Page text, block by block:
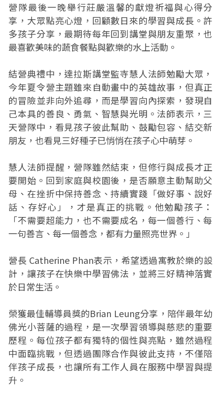
營隊最後一晚舉行莊嚴溫馨的獻燈祈福與心得分
享，大眾點亮心燈，回顧數日來的學習與成長。許
多孩子分享，最期待每年回到講堂與朋友重聚，也
最喜歡美味的蔬食餐點與歡樂的水上活動。
結營典禮中，達拉斯講堂監寺慧人法師勉勵大眾，
今年夏令營主題雖來自動畫中的英雄故事，但真正
的冒險並非向外追尋，而是學習向內探索，發現自
己本具的善良、勇氣、智慧與光明。法師表示，三
天營隊中，看見孩子彼此幫助、鼓勵包容、結交新
朋友，也看見三好種子已悄悄在孩子心中萌芽。
慧人法師提醒，營隊雖然結束，但修行與成長才正
要開始。回到家庭與校園後，是否願意主動幫助父
母、在挫折中保持善念、持續實踐「做好事、說好
話、存好心」，才是真正的挑戰。他勉勵孩子：
「不需要超能力，也不需要成名，每一個善行、每
一句善言、每一個善念，都有力量照亮世界。」
營長 Catherine Phan表示，希望透過寓教於樂的設
計，讓孩子在快樂中學習佛法，並將三好精神落實
於日常生活。
榮獲最佳輔導員獎的Brian Leung分享，陪伴最年幼
佛光小菩薩的過程，是一次學習領導與慈悲的重要
歷程。每位孩子都有獨特的個性與亮點，雖然過程
中面臨挑戰，但透過團隊合作與彼此支持，不僅陪
伴孩子成長，也讓所有工作人員在服務中學習與提
升。